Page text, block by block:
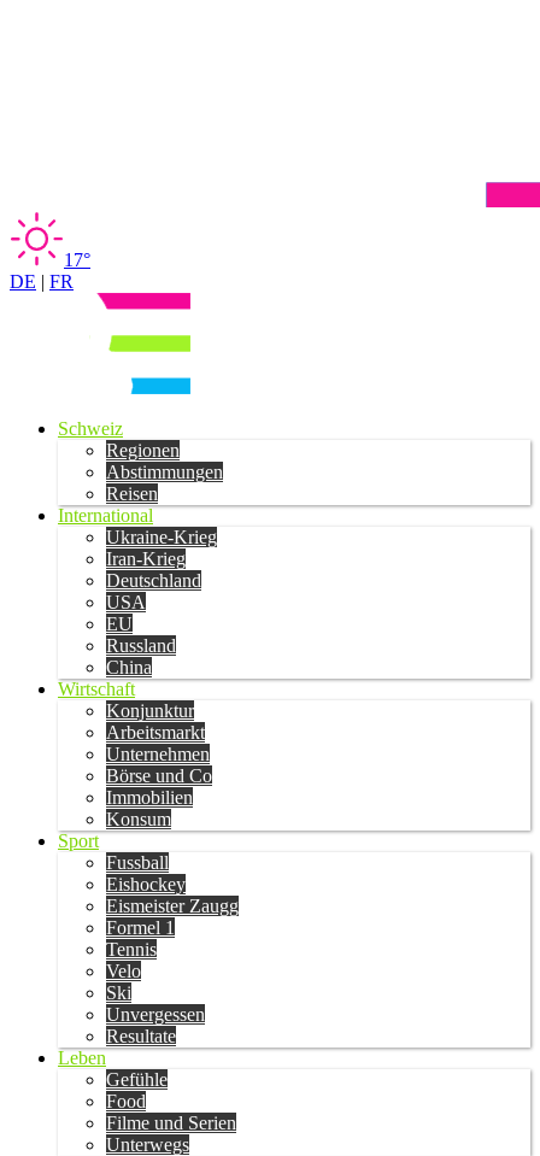
17°
DE | FR
Schweiz
Regionen
Abstimmungen
Reisen
International
Ukraine-Krieg
Iran-Krieg
Deutschland
USA
EU
Russland
China
Wirtschaft
Konjunktur
Arbeitsmarkt
Unternehmen
Börse und Co
Immobilien
Konsum
Sport
Fussball
Eishockey
Eismeister Zaugg
Formel 1
Tennis
Velo
Ski
Unvergessen
Resultate
Leben
Gefühle
Food
Filme und Serien
Unterwegs